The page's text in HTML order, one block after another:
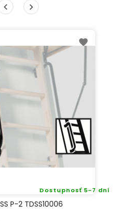
P-2 TDSS10006
Dostupnosť 5-7 dní